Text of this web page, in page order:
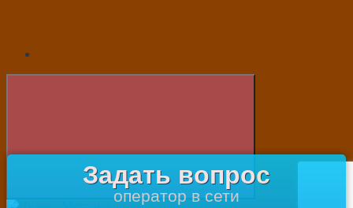
Задать вопрос
оператор в сети